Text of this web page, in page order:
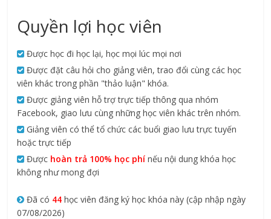
Quyền lợi học viên
Được học đi học lại, học mọi lúc mọi nơi
Được đặt câu hỏi cho giảng viên, trao đổi cùng các học
viên khác trong phần "thảo luận" khóa.
Được giảng viên hỗ trợ trực tiếp thông qua nhóm
Facebook, giao lưu cùng những học viên khác trên nhóm.
Giảng viên có thể tổ chức các buổi giao lưu trực tuyến
hoặc trực tiếp
Được hoàn trả 100% học phí nếu nội dung khóa học
không như mong đợi
Đã có 44 học viên đăng ký học khóa này (cập nhập ngày
07/08/2026)